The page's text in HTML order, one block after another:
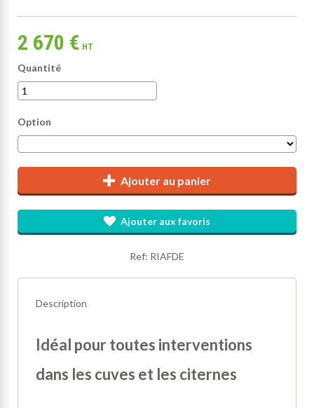
2 670 € HT
Quantité
Option
Ajouter au panier
Ajouter aux favoris
Ref: RIAFDE
Description
Idéal pour toutes interventions
dans les cuves et les citernes